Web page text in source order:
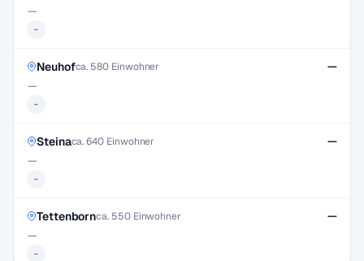
-
—
Neuhofca. 580 Einwohner
-
—
—
Steinaca. 640 Einwohner
-
—
—
Tettenbornca. 550 Einwohner
-
—
—